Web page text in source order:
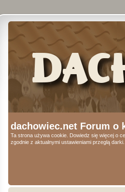
dachowiec.net Forum o
Ta strona używa cookie. Dowiedz się więcej o
zgodnie z aktualnymi ustawieniami przeglą darki.